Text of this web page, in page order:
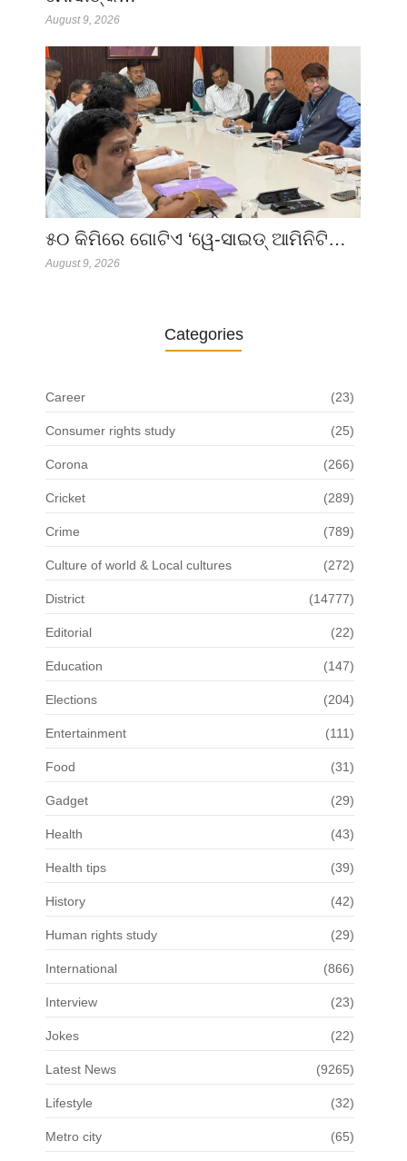
August 9, 2026
୫୦ କିମିରେ ଗୋଟିଏ ‘ୱେ-ସାଇଡ୍ ଆମିନିଟି…
August 9, 2026
Categories
Career (23)
Consumer rights study (25)
Corona (266)
Cricket (289)
Crime (789)
Culture of world & Local cultures (272)
District (14777)
Editorial (22)
Education (147)
Elections (204)
Entertainment (111)
Food (31)
Gadget (29)
Health (43)
Health tips (39)
History (42)
Human rights study (29)
International (866)
Interview (23)
Jokes (22)
Latest News (9265)
Lifestyle (32)
Metro city (65)